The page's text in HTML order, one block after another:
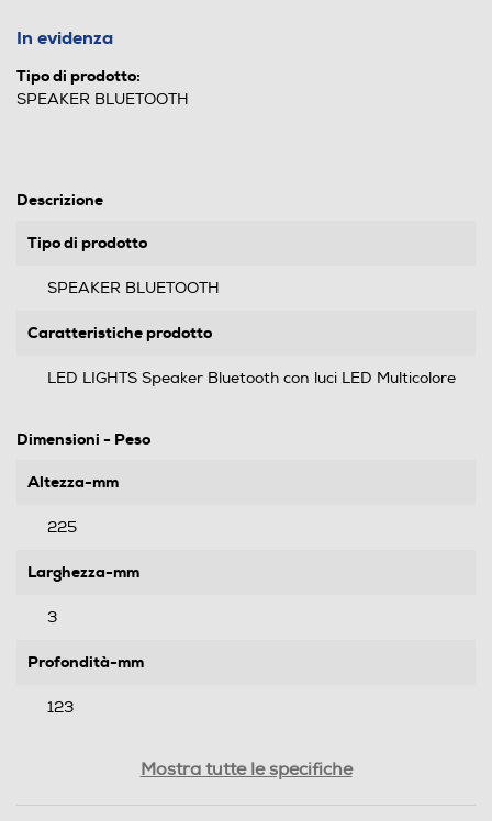
In evidenza
Tipo di prodotto:
SPEAKER BLUETOOTH
Descrizione
Tipo di prodotto
SPEAKER BLUETOOTH
Caratteristiche prodotto
LED LIGHTS Speaker Bluetooth con luci LED Multicolore
Dimensioni - Peso
Altezza-mm
225
Larghezza-mm
3
Profondità-mm
123
Mostra tutte le specifiche